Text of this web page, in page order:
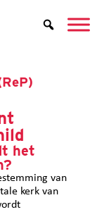
het
van
kerk van